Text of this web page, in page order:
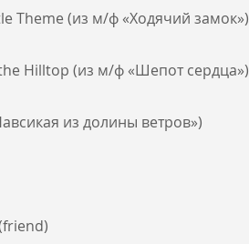
Theme (из м/ф «Ходячий замок»)
Hilltop (из м/ф «Шепот сердца»)
из долины ветров»)